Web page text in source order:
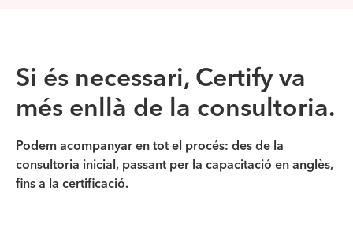
Si és necessari, Certify va
més enllà de la consultoria.
Podem acompanyar en tot el procés: des de la
consultoria inicial, passant per la capacitació en anglès,
fins a la certificació.